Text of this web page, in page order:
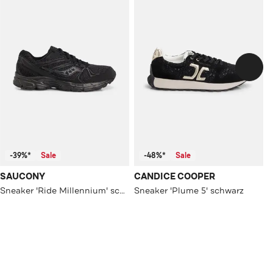
-39%* Sale
SAUCONY
Sneaker 'Ride Millennium' schwarz
-48%* Sale
CANDICE COOPER
Sneaker 'Plume 5' schwarz